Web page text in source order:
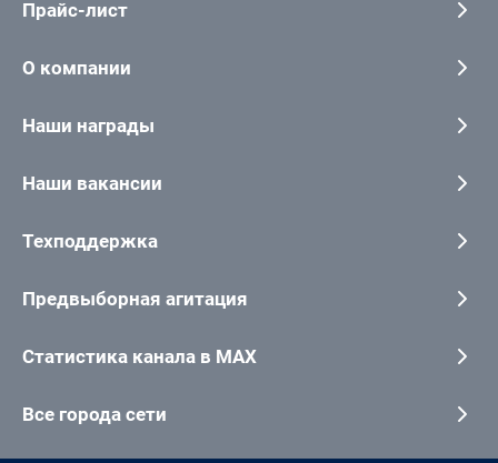
Прайс-лист
О компании
Наши награды
Наши вакансии
Техподдержка
Предвыборная агитация
Статистика канала в MAX
Все города сети